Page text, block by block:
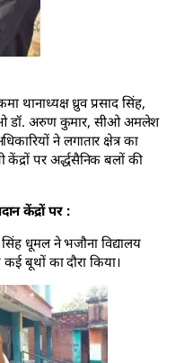
थानाध्यक्ष ध्रुव प्रसाद सिंह,
डॉ. अरुण कुमार, सीओ अमलेश
ने लगातार क्षेत्र का
पर अर्द्धसैनिक बलों की
केंद्रों पर :
सिंह धूमल ने भजौना विद्यालय
बूथों का दौरा किया।